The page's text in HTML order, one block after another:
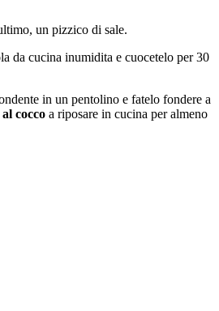
un pizzico di sale.
da cucina inumidita e cuocetelo per 30
in un pentolino e fatelo fondere a
cocco a riposare in cucina per almeno